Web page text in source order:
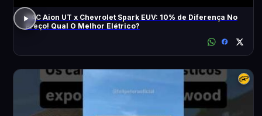
GAC Aion UT x Chevrolet Spark EUV: 10% de Diferença No
Preço! Qual O Melhor Elétrico?